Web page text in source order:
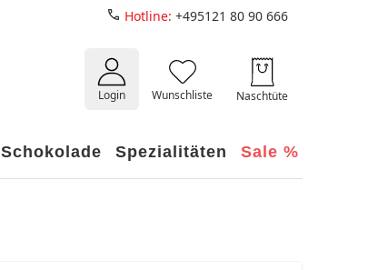
Hotline: +495121 80 90 666
Login Wunschliste Naschtüte
Schokolade Spezialitäten Sale %